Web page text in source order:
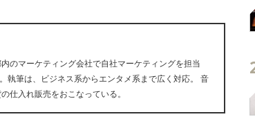
のマーケティング会社で自社マーケティングを担当
執筆は、ビジネス系からエンタメ系まで広く対応。 音
仕入れ販売をおこなっている。